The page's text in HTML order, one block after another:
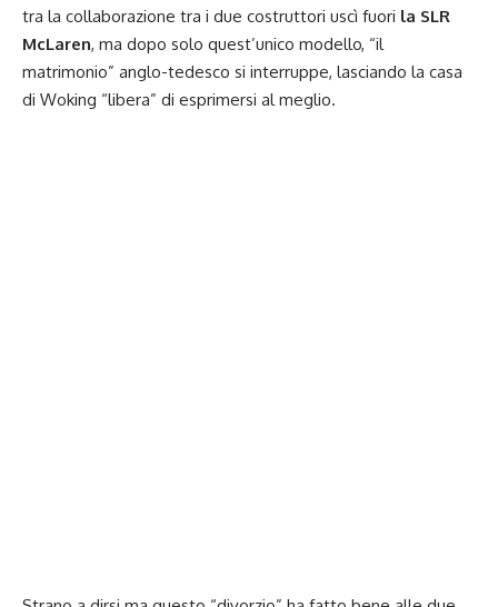
tra la collaborazione tra i due costruttori uscì fuori la SLR
McLaren, ma dopo solo quest’unico modello, “il
matrimonio” anglo-tedesco si interruppe, lasciando la casa
di Woking “libera” di esprimersi al meglio.